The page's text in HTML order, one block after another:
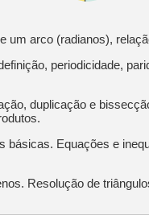
um arco (radianos),
periodicidade,
duplicação e
básicas. Equações e
Resolução de